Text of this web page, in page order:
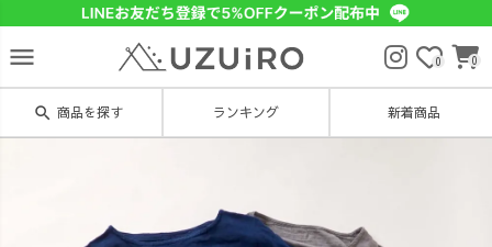
menu 0 0
search 商品を探す ランキング 新着商品